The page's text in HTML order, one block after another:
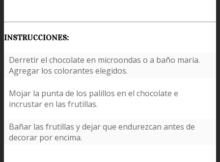
INSTRUCCIONES:
Derretir el chocolate en microondas o a baño maria.
Agregar los colorantes elegidos.
Mojar la punta de los palillos en el chocolate e
incrustar en las frutillas.
Bañar las frutillas y dejar que endurezcan antes de
decorar por encima.